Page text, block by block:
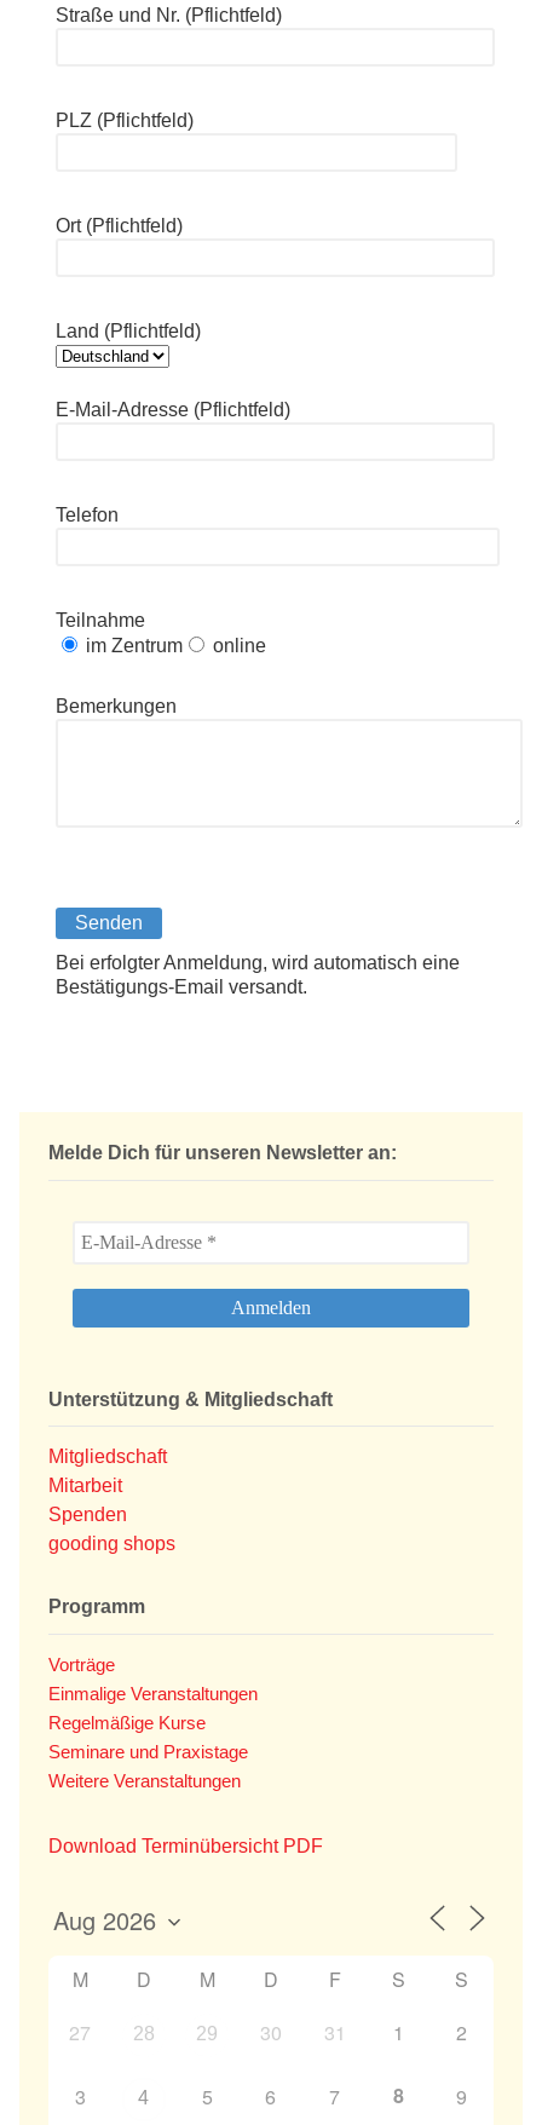
Straße und Nr. (Pflichtfeld)
PLZ (Pflichtfeld)
Ort (Pflichtfeld)
Land (Pflichtfeld)
E-Mail-Adresse (Pflichtfeld)
Telefon
Teilnahme
im Zentrum
online
Bemerkungen
Bitte lasse dieses Feld leer.
Bei erfolgter Anmeldung, wird automatisch eine
Bestätigungs-Email versandt.
Melde Dich für unseren Newsletter an:
Unterstützung & Mitgliedschaft
Mitgliedschaft
Mitarbeit
Spenden
gooding shops
Programm
Vorträge
Einmalige Veranstaltungen
Regelmäßige Kurse
Seminare und Praxistage
Weitere Veranstaltungen
Download Terminübersicht PDF
M D M D F S
S
27
28 29 30 31 1 2
3 4 5 6 7 8 9